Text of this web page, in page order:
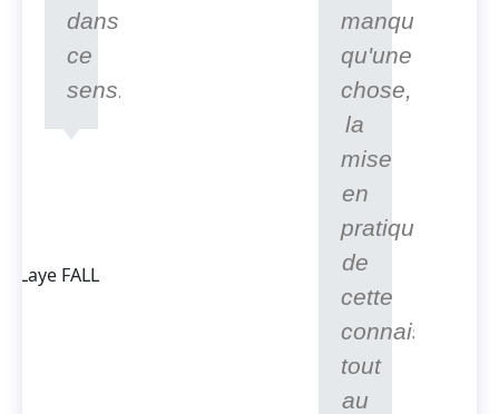
dans
ce
sens.
manque
qu'une
chose,
la
mise
en
pratique
de
cette
connaissance
tout
au